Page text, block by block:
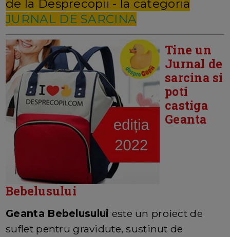
de la Desprecopii - la categoria
JURNAL DE SARCINA
Tine un
Jurnal de
sarcina si
poti
castiga
Geanta
Bebelusului
Geanta Bebelusului este un proiect de
suflet pentru gravidute, sustinut de